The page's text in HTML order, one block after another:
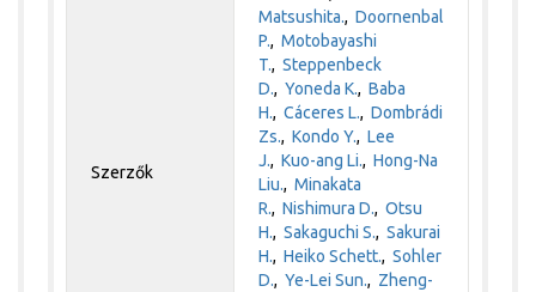
Szerzők
Matsushita.,Doornenbal
P.,Motobayashi
T.,Steppenbeck
D.,Yoneda K.,Baba
H.,Cáceres L.,Dombrádi
Zs.,Kondo Y.,Lee
J.,Kuo-ang Li.,Hong-Na
Liu.,Minakata
R.,Nishimura D.,Otsu
H.,Sakaguchi S.,Sakurai
H.,Heiko Schett.,Sohler
D.,Ye-Lei Sun., Zheng-